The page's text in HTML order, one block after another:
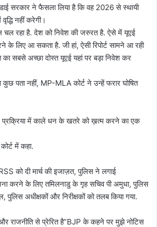
सरकार ने फैसला लिया है कि वह 2026 से स्थायी
नहीं करेगी।
चल रहा है. देश को निवेश की जरुरत है. ऐसे में यूएई
के लिए आ सकता है. जी हां, ऐसी रिपोर्ट सामने आ रही
का सबसे अच्छा दोस्त यूएई यहां पर बड़ा निवेश कर
कुछ पता नहीं, MP-MLA कोर्ट ने उन्हें फरार घोषित
प्रक्रिया में काले धन के खतरे को ख़त्म करने का एक
में कहा.
को दी मार्च की इजाज़त, पुलिस ने लगाई
करने के लिए तमिलनाडु के गृह सचिव पी अमुधा, पुलिस
पुलिस अधीक्षकों और निरीक्षकों को तलब किया गया.
राजनीति से प्रेरित है”BJP के कहने पर मुझे नोटिस